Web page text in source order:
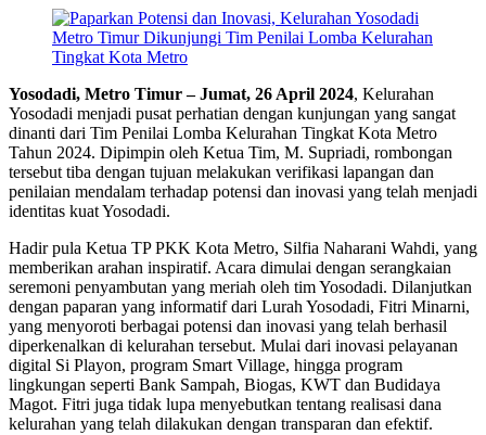
Yosodadi, Metro Timur – Jumat, 26 April 2024, Kelurahan
Yosodadi menjadi pusat perhatian dengan kunjungan yang sangat
dinanti dari Tim Penilai Lomba Kelurahan Tingkat Kota Metro
Tahun 2024. Dipimpin oleh Ketua Tim, M. Supriadi, rombongan
tersebut tiba dengan tujuan melakukan verifikasi lapangan dan
penilaian mendalam terhadap potensi dan inovasi yang telah menjadi
identitas kuat Yosodadi.
Hadir pula Ketua TP PKK Kota Metro, Silfia Naharani Wahdi, yang
memberikan arahan inspiratif. Acara dimulai dengan serangkaian
seremoni penyambutan yang meriah oleh tim Yosodadi. Dilanjutkan
dengan paparan yang informatif dari Lurah Yosodadi, Fitri Minarni,
yang menyoroti berbagai potensi dan inovasi yang telah berhasil
diperkenalkan di kelurahan tersebut. Mulai dari inovasi pelayanan
digital Si Playon, program Smart Village, hingga program
lingkungan seperti Bank Sampah, Biogas, KWT dan Budidaya
Magot. Fitri juga tidak lupa menyebutkan tentang realisasi dana
kelurahan yang telah dilakukan dengan transparan dan efektif.